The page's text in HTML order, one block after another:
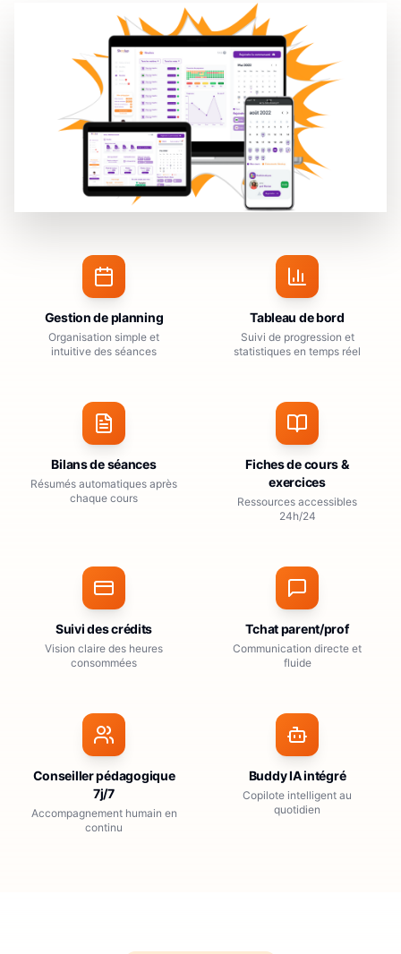
Gestion de planning
Organisation simple et
intuitive des séances
Tableau de bord
Suivi de progression et
statistiques en temps réel
Bilans de séances
Résumés automatiques après
chaque cours
Fiches de cours &
exercices
Ressources accessibles
24h/24
Suivi des crédits
Vision claire des heures
consommées
Tchat parent/prof
Communication directe et
fluide
Conseiller pédagogique
7j/7
Accompagnement humain en
continu
Buddy IA intégré
Copilote intelligent au
quotidien